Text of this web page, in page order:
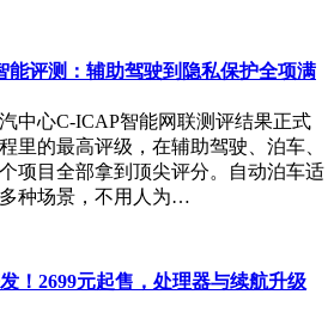
评测：辅助驾驶到隐私保护全项满
中心C-ICAP智能网联测评结果正式
里的最高评级，在辅助驾驶、泊车、
项目全部拿到顶尖评分。自动泊车适
种场景，不用人为…
！2699元起售，处理器与续航升级